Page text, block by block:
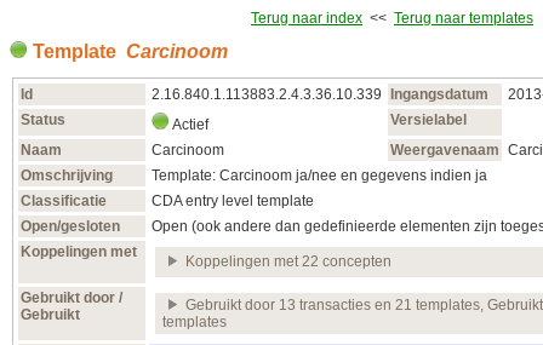
Terug naar index << Terug naar templates
Template Carcinoom
Id 2.16.840.1.113883.2.4.3.36.10.339 Ingangsdatum
Status
Actief
Versielabel
Naam
Carcinoom Weergavenaam
Omschrijving
Template: Carcinoom ja/nee en gegevens indien ja
Classificatie
CDA entry level template
Open/gesloten
Open (ook andere dan gedefinieerde elementen zijn
Koppelingen met
Koppelingen met 22 concepten
Gebruikt door /
Gebruikt
Gebruikt door 13 transacties en 21 templates,
templates